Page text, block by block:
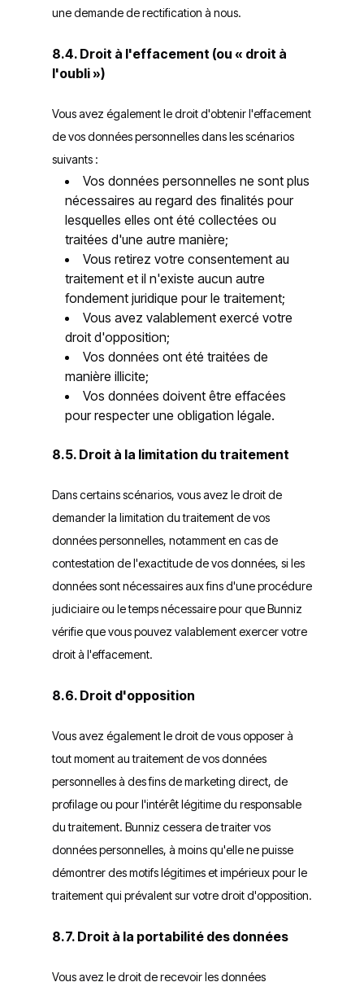
une demande de rectification à nous.
8.4. Droit à l'effacement (ou « droit à
l'oubli »)
Vous avez également le droit d'obtenir l'effacement
de vos données personnelles dans les scénarios
suivants :
Vos données personnelles ne sont plus
nécessaires au regard des finalités pour
lesquelles elles ont été collectées ou
traitées d'une autre manière;
Vous retirez votre consentement au
traitement et il n'existe aucun autre
fondement juridique pour le traitement;
Vous avez valablement exercé votre
droit d'opposition;
Vos données ont été traitées de
manière illicite;
Vos données doivent être effacées
pour respecter une obligation légale.
8.5. Droit à la limitation du traitement
Dans certains scénarios, vous avez le droit de
demander la limitation du traitement de vos
données personnelles, notamment en cas de
contestation de l'exactitude de vos données, si les
données sont nécessaires aux fins d'une procédure
judiciaire ou le temps nécessaire pour que Bunniz
vérifie que vous pouvez valablement exercer votre
droit à l'effacement.
8.6. Droit d'opposition
Vous avez également le droit de vous opposer à
tout moment au traitement de vos données
personnelles à des fins de marketing direct, de
profilage ou pour l'intérêt légitime du responsable
du traitement. Bunniz cessera de traiter vos
données personnelles, à moins qu'elle ne puisse
démontrer des motifs légitimes et impérieux pour le
traitement qui prévalent sur votre droit d'opposition.
8.7. Droit à la portabilité des données
Vous avez le droit de recevoir les données